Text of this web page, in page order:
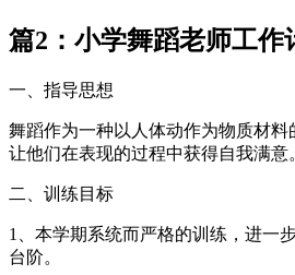
篇2：小学舞蹈老师工作
一、指导思想
舞蹈作为一种以人体动作为物质材
让他们在表现的过程中获得自我满
二、训练目标
1、本学期系统而严格的训练，进一
台阶。